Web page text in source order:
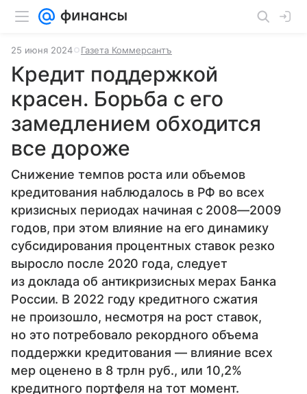
25 июня 2024 Газета Коммерсантъ
Кредит поддержкой
красен. Борьба с его
замедлением обходится
все дороже
Снижение темпов роста или объемов
кредитования наблюдалось в РФ во всех
кризисных периодах начиная с 2008—2009
годов, при этом влияние на его динамику
субсидирования процентных ставок резко
выросло после 2020 года, следует
из доклада об антикризисных мерах Банка
России. В 2022 году кредитного сжатия
не произошло, несмотря на рост ставок,
но это потребовало рекордного объема
поддержки кредитования — влияние всех
мер оценено в 8 трлн руб., или 10,2%
кредитного портфеля на тот момент.